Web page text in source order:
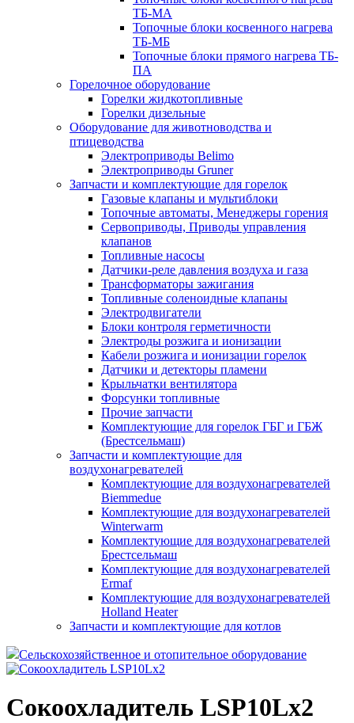
ТБ-МА
Топочные блоки косвенного нагрева
ТБ-МБ
Топочные блоки прямого нагрева ТБ-
ПА
Горелочное оборудование
Горелки жидкотопливные
Горелки дизельные
Оборудование для животноводства и
птицеводства
Электроприводы Belimo
Электроприводы Gruner
Запчасти и комплектующие для горелок
Газовые клапаны и мультиблоки
Топочные автоматы, Менеджеры горения
Сервоприводы, Приводы управления
клапанов
Топливные насосы
Датчики-реле давления воздуха и газа
Трансформаторы зажигания
Топливные соленоидные клапаны
Электродвигатели
Блоки контроля герметичности
Электроды розжига и ионизации
Кабели розжига и ионизации горелок
Датчики и детекторы пламени
Крыльчатки вентилятора
Форсунки топливные
Прочие запчасти
Комплектующие для горелок ГБГ и ГБЖ
(Брестсельмаш)
Запчасти и комплектующие для
воздухонагревателей
Комплектующие для воздухонагревателей
Biemmedue
Комплектующие для воздухонагревателей
Winterwarm
Комплектующие для воздухонагревателей
Брестсельмаш
Комплектующие для воздухонагревателей
Ermaf
Комплектующие для воздухонагревателей
Holland Heater
Запчасти и комплектующие для котлов
Сельскохозяйственное и отопительное оборудование
Сокоохладитель LSP10Lх2